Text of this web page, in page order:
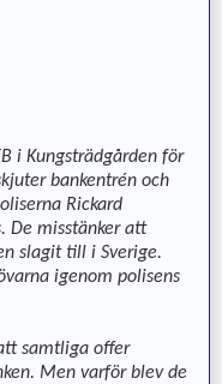
i Kungsträdgården för
bankentrén och
Rickard
De misstänker att
slagit till i Sverige.
igenom polisens
samtliga offer
Men varför blev de